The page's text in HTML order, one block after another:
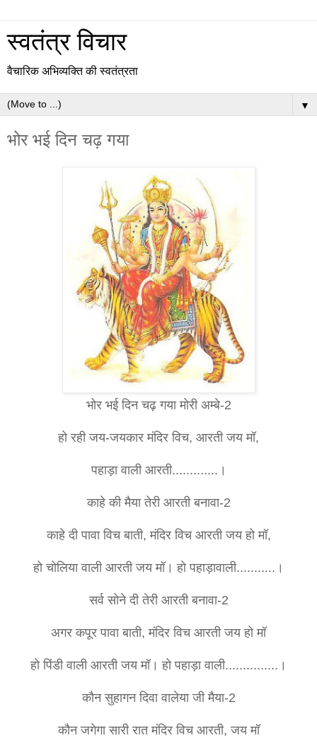
स्वतंत्र विचार
वैचारिक अभिव्यक्ति की स्वतंत्रता
▼
भोर भई दिन चढ़ गया
भोर भई दिन चढ़ गया मोरी अम्बे-2
हो रही जय-जयकार मंदिर विच, आरती जय मॉ,
पहाड़ा वाली आरती.............।
काहे की मैया तेरी आरती बनावा-2
काहे दी पावा विच बाती, मंदिर विच आरती जय हो मॉ,
हो चोलिया वाली आरती जय मॉ। हो पहाड़ावाली...........।
सर्व सोने दी तेरी आरती बनावा-2
अगर कपूर पावा बाती, मंदिर विच आरती जय हो मॉ
हो पिंडी वाली आरती जय मॉ। हो पहाड़ा वाली...............।
कौन सुहागन दिवा वालेया जी मैया-2
कौन जगेगा सारी रात मंदिर विच आरती, जय मॉ